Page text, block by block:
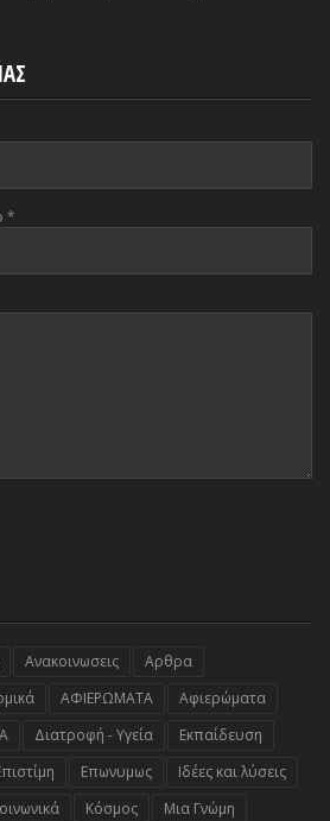
*
Ανακοινωσεις
Αρθρα
ΑΦΙΕΡΩΜΑΤΑ
Αφιερώματα
Διατροφή - Υγεία
Εκπαίδευση
Επωνυμως
Ιδέες και λύσεις
Κόσμος
Μια Γνώμη